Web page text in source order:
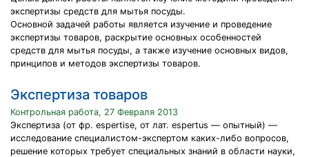
экспертизы средств для мытья посуды.
Основной задачей работы является изучение и проведение
экспертизы товаров, раскрытие основных особенностей
средств для мытья посуды, а также изучение основных видов,
принципов и методов экспертизы товаров.
Экспертиза товаров
Контрольная работа, 27 Февраля 2013
Экспертиза (от фр. espertise, от лат. espertus — опытный) —
исследование специалистом-экспертом каких-либо вопросов,
решение которых требует специальных знаний в области науки,